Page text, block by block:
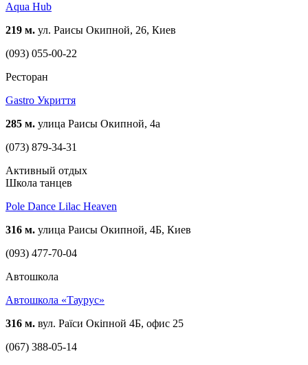
Aqua Hub
219 м. ул. Раисы Окипной, 26, Киев
(093) 055-00-22
Ресторан
Gastro Укриття
285 м. улица Раисы Окипной, 4а
(073) 879-34-31
Активный отдых
Школа танцев
Pole Dance Lilac Heaven
316 м. улица Раисы Окипной, 4Б, Киев
(093) 477-70-04
Автошкола
Автошкола «Таурус»
316 м. вул. Раїси Окіпной 4Б, офис 25
(067) 388-05-14